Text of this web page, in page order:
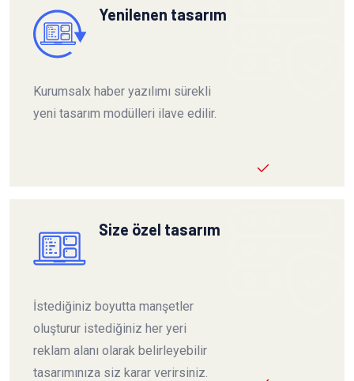
Yenilenen tasarım
Kurumsalx haber yazılımı sürekli
yeni tasarım modülleri ilave edilir.
Size özel tasarım
İstediğiniz boyutta manşetler
oluşturur istediğiniz her yeri
reklam alanı olarak belirleyebilir
tasarımınıza siz karar verirsiniz.